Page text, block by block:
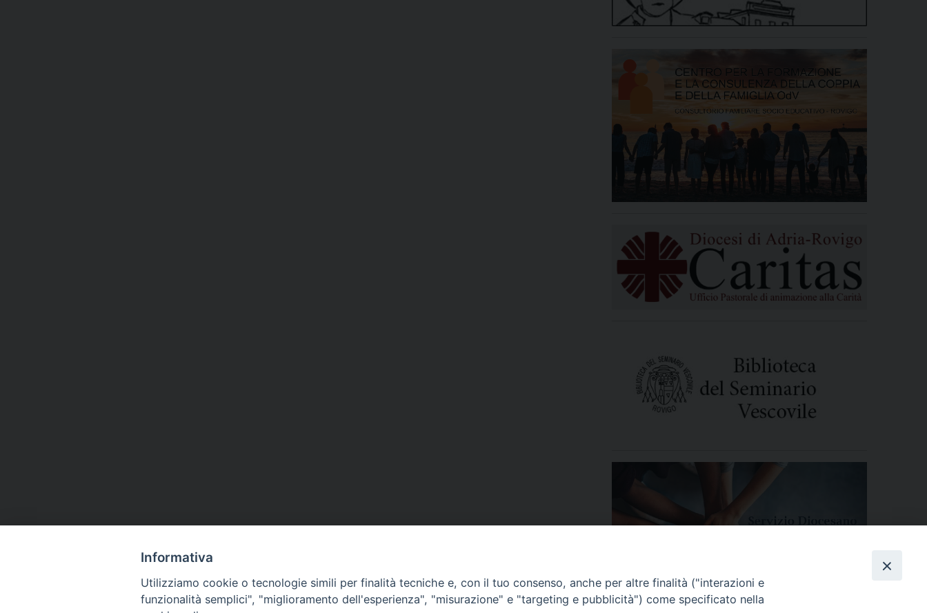
Informativa
Utilizziamo cookie o tecnologie simili per finalità tecniche e, con il tuo consenso, anche per altre finalità ("interazioni e
funzionalità semplici", "miglioramento dell'esperienza", "misurazione" e "targeting e pubblicità") come specificato nella